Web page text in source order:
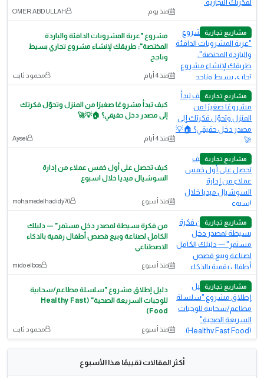
منذ يوم OMER ABDULLAH
مشاريع تجارية
مشروع "عربة المشروبات الدافئة والباردة
المختصة": طريقك لإنشاء مشروع تجاري بسيط
وناجح
منذ 4 أيام محمود ثابت
مشاريع تجارية
كيف تبدأ مشروعًا صغيرًا من المنزل وتحوّل فكرتك
إلى مصدر دخل حقيقي؟ 🏠💡🚀
منذ 4 أيام Aysel
مشاريع تجارية
كيف تحصل على أول خمس عملاء من إدارة
السوشيال ميديا خلال اسبوع
منذ أسبوع mohamedelhadidy70
مشاريع تجارية
من فكرة بسيطة لمصدر دخل مستمر" — دليلك
الكامل لصناعة وبيع قصص أطفال رقمية بالذكاء
الاصطناعي
منذ أسبوع mido elbos
مشاريع تجارية
دليل إطلاق مشروع "سلسلة مطاعم/سحابية
للوجبات السريعة الصحية" (Healthy Fast
Food)
منذ أسبوع محمود ثابت
أكثر المقالات تقييمًا هذا الأسبوع